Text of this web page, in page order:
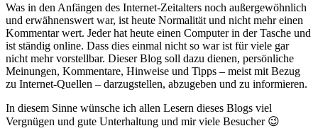
Was in den Anfängen des Internet-Zeitalters noch außergewöhnlich
und erwähnenswert war, ist heute Normalität und nicht mehr einen
Kommentar wert. Jeder hat heute einen Computer in der Tasche und
ist ständig online. Dass dies einmal nicht so war ist für viele gar
nicht mehr vorstellbar. Dieser Blog soll dazu dienen, persönliche
Meinungen, Kommentare, Hinweise und Tipps – meist mit Bezug
zu Internet-Quellen – darzugstellen, abzugeben und zu informieren.
In diesem Sinne wünsche ich allen Lesern dieses Blogs viel
Vergnügen und gute Unterhaltung und mir viele Besucher 😉